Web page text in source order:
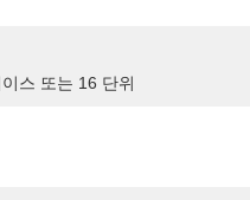
스 또는 16 단위